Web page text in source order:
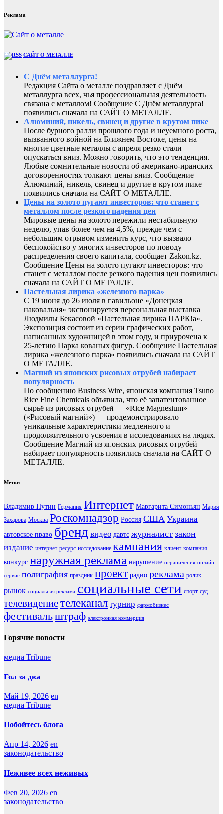
Реклама
САЙТ О МЕТАЛЛЕ
С Днём металлурга!
Редакция Сайта о металле поздравляет с Днём
металлурга всех, чья профессиональная деятельность
связана с металлом! Сообщение С Днём металлурга!
появились сначала на САЙТ О МЕТАЛЛЕ.
Алюминий, никель, свинец и другие в крутом пике
После бурного ралли прошлого года и неуемного роста,
вызванного войной на Ближнем Востоке, цены на
многие цветные металлы с апреля резко стали
опускаться вниз. Можно говорить, что это тенденция.
Любые сомнительные новости об американо-иранских
договоренностях толкают цены вниз. Сообщение
Алюминий, никель, свинец и другие в крутом пике
появились сначала на САЙТ О МЕТАЛЛЕ.
Цены на золото пугают инвесторов: что станет с
металлом после резкого падения цен
Мировые цены на золото пережили нестабильную
неделю, упав более чем на 4,5%, прежде чем с
небольшим отрывом изменить курс, что вызвало
беспокойство у многих инвесторов по поводу
распределения своего капитала, сообщает Zakon.kz.
Сообщение Цены на золото пугают инвесторов: что
станет с металлом после резкого падения цен появились
сначала на САЙТ О МЕТАЛЛЕ.
Пастельная лирика «железного парка»
С 19 июня до 26 июля в павильоне «Донецкая
наковальня» экспонируется персональная выставка
Людмилы Бекасовой «Пастельная лирика ПАРК!а».
Экспозиция состоит из серии графических работ,
написанных художницей в этом году, и приурочена к
25-летию Парка кованых фигур. Сообщение Пастельная
лирика «железного парка» появились сначала на САЙТ
О МЕТАЛЛЕ.
Магний из японских рисовых отрубей набирает
популярность
По сообщению Business Wire, японская компания Tsuno
Rice Fine Chemicals объявила, что её запатентованное
сырьё из рисовых отрубей — «Rice Magnesium»
(«Рисовый магний») — продемонстрировало
уникальные характеристики медленного и
продолжительного усвоения в исследованиях на людях.
Сообщение Магний из японских рисовых отрубей
набирает популярность появились сначала на САЙТ О
МЕТАЛЛЕ.
Метки
Владимир Путин Германия Интернет Маргарита Симоньян Мария
Захарова Москва Роскомнадзор Россия США Украина
авторское право бренд видео дартс журналист закон
издание интернет-ресурс исследование кампания клиент компания
конкурс наружная реклама нарушение ограничения онлайн-
сервис полиграфия праздник проект радио реклама ролик
рынок социальная реклама социальные сети спорт суд
телевидениетелеканал турнир фармобизнес
фестивальштраф электронная коммерция
Горячие новости
медиа Tribune
Гол за два
Май 19, 2026 en
медиа Tribune
Побойтесь блога
Апр 14, 2026 en
законодательство
Неживее всех неживых
Фев 20, 2026 en
законодательство